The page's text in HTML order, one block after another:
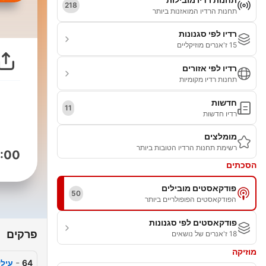
תחנות הרדיו המואזנות ביותר
218
רדיו לפי סגנונות
15 ז'אנרים מוזיקליים
רדיו לפי אזורים
תחנות רדיו מקומיות
חדשות
רדיו חדשות
11
מומלצים
רשימת תחנות הרדיו הטובות ביותר
הסכתים
פודקאסטים מובילים
הפודקאסטים הפופולריים ביותר
50
פודקאסטים לפי סגנונות
18 ז'אנרים של נושאים
מוזיקה
פרקים
64
-